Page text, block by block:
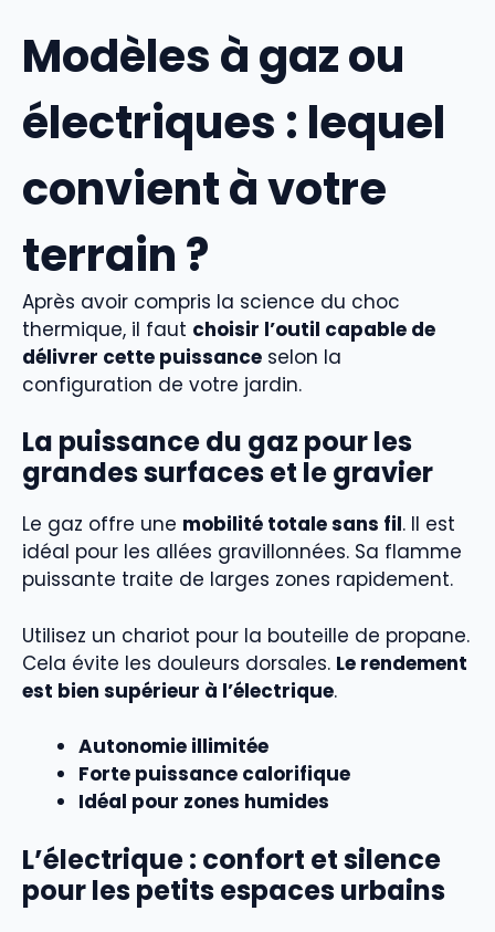
Modèles à gaz ou
électriques : lequel
convient à votre
terrain ?
Après avoir compris la science du choc
thermique, il faut choisir l’outil capable de
délivrer cette puissance selon la
configuration de votre jardin.
La puissance du gaz pour les
grandes surfaces et le gravier
Le gaz offre une mobilité totale sans fil. Il est
idéal pour les allées gravillonnées. Sa flamme
puissante traite de larges zones rapidement.
Utilisez un chariot pour la bouteille de propane.
Cela évite les douleurs dorsales. Le rendement
est bien supérieur à l’électrique.
Autonomie illimitée
Forte puissance calorifique
Idéal pour zones humides
L’électrique : confort et silence
pour les petits espaces urbains